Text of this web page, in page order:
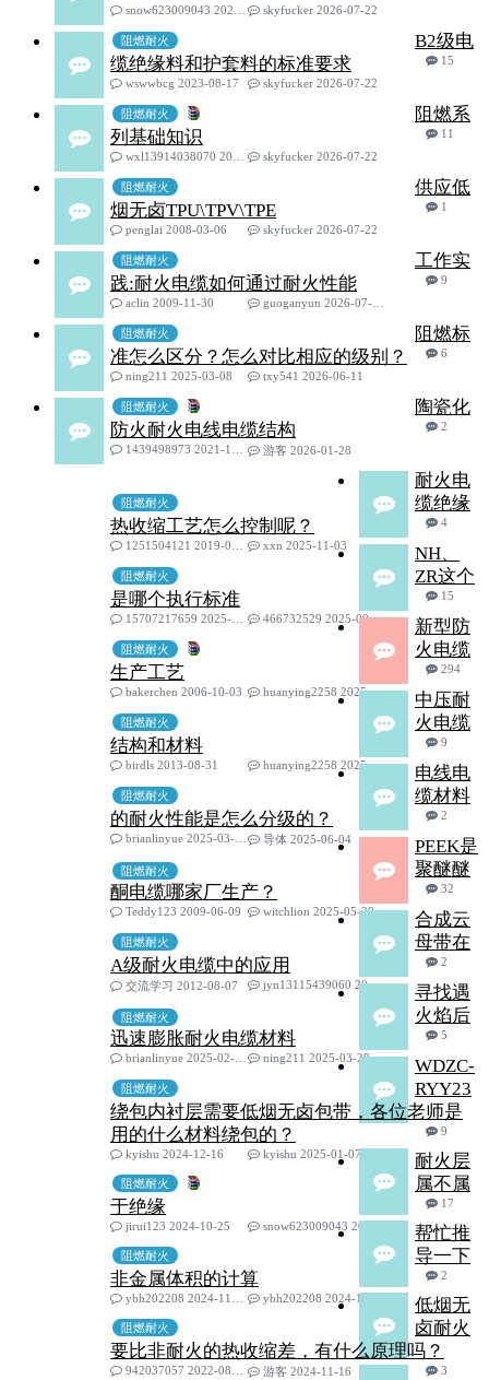
snow623009043 2024-11-19
skyfucker 2026-07-22
阻燃耐火
B2级电
缆绝缘料和护套料的标准要求
15
wswwbcg 2023-08-17
skyfucker 2026-07-22
阻燃耐火
阻燃系
列基础知识
11
wxl13914038070 2024-07-02
skyfucker 2026-07-22
阻燃耐火
供应低
烟无卤TPU\TPV\TPE
1
penglai 2008-03-06
skyfucker 2026-07-22
阻燃耐火
工作实
践:耐火电缆如何通过耐火性能
9
aclin 2009-11-30
guoganyun 2026-07-11
阻燃耐火
阻燃标
准怎么区分？怎么对比相应的级别？
6
ning211 2025-03-08
txy541 2026-06-11
阻燃耐火
陶瓷化
防火耐火电线电缆结构
2
1439498973 2021-12-23
游客 2026-01-28
阻燃耐火
耐火电
缆绝缘
热收缩工艺怎么控制呢？
4
1251504121 2019-07-01
xxn 2025-11-03
阻燃耐火
NH、
ZR这个
是哪个执行标准
15
15707217659 2025-03-03
466732529 2025-09-24
阻燃耐火
新型防
火电缆
生产工艺
294
bakerchen 2006-10-03
huanying2258 2025-08-29
阻燃耐火
中压耐
火电缆
结构和材料
9
birdls 2013-08-31
huanying2258 2025-08-10
阻燃耐火
电线电
缆材料
的耐火性能是怎么分级的？
2
brianlinyue 2025-03-05
导体 2025-06-04
阻燃耐火
PEEK是
聚醚醚
酮电缆哪家厂生产？
32
Teddy123 2009-06-09
witchlion 2025-05-30
阻燃耐火
合成云
母带在
A级耐火电缆中的应用
2
交流学习 2012-08-07
jyn13115439060 2025-05-09
阻燃耐火
寻找遇
火焰后
迅速膨胀耐火电缆材料
5
brianlinyue 2025-02-24
ning211 2025-03-28
阻燃耐火
WDZC-
RYY23
绕包内衬层需要低烟无卤包带，各位老师是
用的什么材料绕包的？
9
kyishu 2024-12-16
kyishu 2025-01-07
阻燃耐火
耐火层
属不属
于绝缘
17
jirui123 2024-10-25
snow623009043 2024-12-23
阻燃耐火
帮忙推
导一下
非金属体积的计算
2
ybh202208 2024-11-20
ybh202208 2024-11-22
阻燃耐火
低烟无
卤耐火
要比非耐火的热收缩差，有什么原理吗？
3
942037057 2022-08-08 游客 2024-11-16